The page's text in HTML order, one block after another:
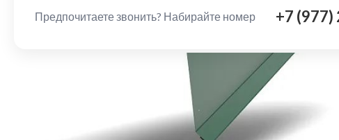
Предпочитаете звонить? Набирайте номер +7